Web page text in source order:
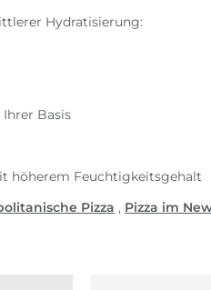
Hydratisierung:
Basis
höherem Feuchtigkeitsgehalt
Pizza , Pizza im